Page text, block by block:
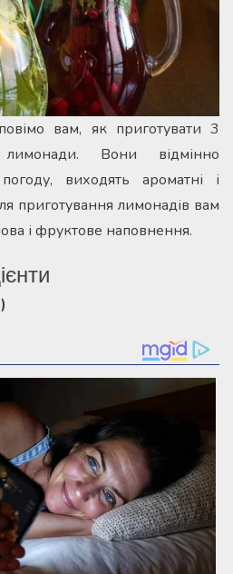
вам, як приготувати 3
Вони відмінно
виходять ароматні і
приготування лимонадів вам
і фруктове наповнення.